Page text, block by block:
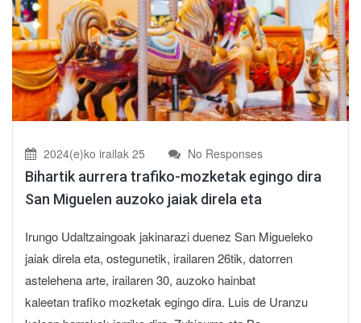
2024(e)ko irailak 25 No Responses
Bihartik aurrera trafiko-mozketak egingo dira
San Miguelen auzoko jaiak direla eta
Irungo Udaltzaingoak jakinarazi duenez San Migueleko
jaiak direla eta, ostegunetik, irailaren 26tik, datorren
astelehena arte, irailaren 30, auzoko hainbat
kaleetan trafiko mozketak egingo dira. Luis de Uranzu